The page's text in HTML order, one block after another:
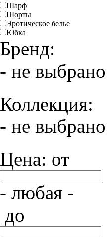
Шарф
Шорты
Эротическое белье
Юбка
Бренд:
- не
Коллекция:
- не
Цена: от
- любая -
до